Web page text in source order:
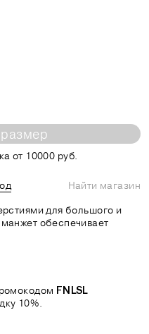
от 10000 руб.
Найти магазин
для большого и
обеспечивает
FNLSL
10%.